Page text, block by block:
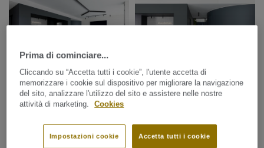
Prima di cominciare...
Cliccando su “Accetta tutti i cookie”, l'utente accetta di
memorizzare i cookie sul dispositivo per migliorare la navigazione
del sito, analizzare l'utilizzo del sito e assistere nelle nostre
attività di marketing.
Cookies
Accetta tutti i cookie
Impostazioni cookie